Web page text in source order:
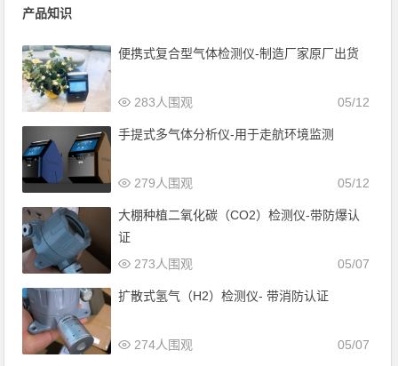
产品知识
便携式复合型气体检测仪-制造厂家原厂出货
05/12
283人围观
手提式多气体分析仪-用于走航环境监测
05/12
279人围观
大棚种植二氧化碳（CO2）检测仪-带防爆认
证
05/07
273人围观
扩散式氢气（H2）检测仪- 带消防认证
05/07
274人围观